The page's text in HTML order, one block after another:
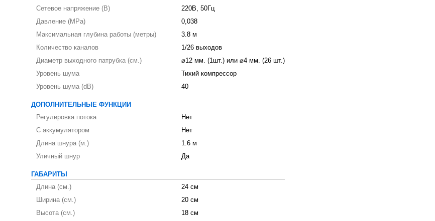
Сетевое напряжение (В)
220В, 50Гц
Давление (MPa)
0,038
Максимальная глубина работы (метры)
3.8 м
Количество каналов
1/26 выходов
Диаметр выходного патрубка (см.)
⌀12 мм. (1шт.) или ⌀4 мм. (26 шт.)
Уровень шума
Тихий компрессор
Уровень шума (dB)
40
ДОПОЛНИТЕЛЬНЫЕ ФУНКЦИИ
Регулировка потока
Нет
С аккумулятором
Нет
Длина шнура (м.)
1.6 м
Уличный шнур
Да
ГАБАРИТЫ
Длина (см.)
24 см
Ширина (см.)
20 см
Высота (см.)
18 см